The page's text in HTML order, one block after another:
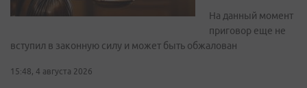
На данный момент
приговор еще не
вступил в законную силу и может быть обжалован
15:48, 4 августа 2026